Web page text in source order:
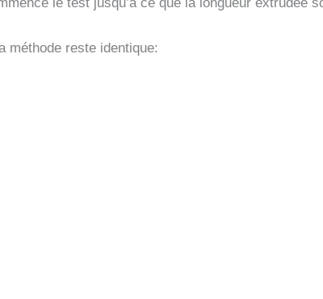
le test jusqu’à ce que la longueur extrudée
méthode reste identique: